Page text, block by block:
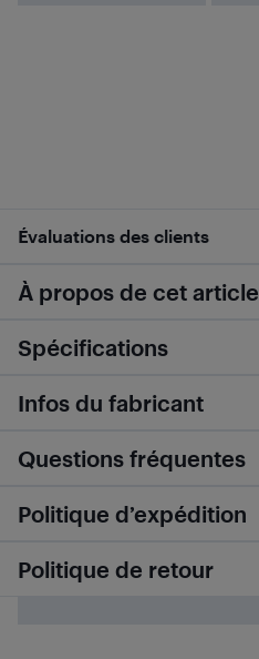
Évaluations des clients
À propos de cet article
Spécifications
Infos du fabricant
Questions fréquentes
Politique d’expédition
Politique de retour